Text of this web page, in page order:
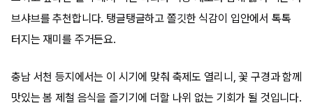
브샤브를 추천합니다. 탱글탱글하고 쫄깃한 식감이 입안에서 톡톡
터지는 재미를 주거든요.
충남 서천 등지에서는 이 시기에 맞춰 축제도 열리니, 꽃 구경과 함께
맛있는 봄 제철 음식을 즐기기에 더할 나위 없는 기회가 될 것입니다.